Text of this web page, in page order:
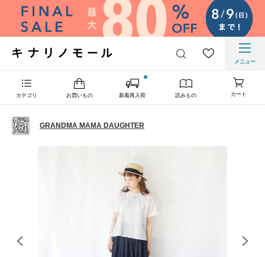
メニュー
カテゴリ お買いもの 新着再入荷 読みもの カート
GRANDMA MAMA DAUGHTER